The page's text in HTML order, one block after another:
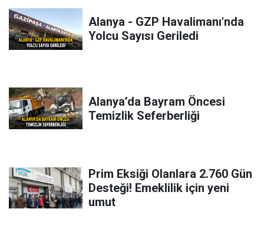
Alanya - GZP Havalimanı'nda
Yolcu Sayısı Geriledi
Alanya’da Bayram Öncesi
Temizlik Seferberliği
Prim Eksiği Olanlara 2.760 Gün
Desteği! Emeklilik için yeni
umut